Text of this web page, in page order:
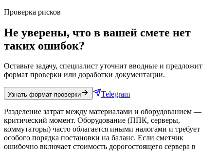
Проверка рисков
Не уверены, что в вашей смете нет
таких ошибок?
Оставьте задачу, специалист уточнит вводные и предложит
формат проверки или доработки документации.
Узнать формат проверки Telegram
Разделение затрат между материалами и оборудованием —
критический момент. Оборудование (ППК, серверы,
коммутаторы) часто облагается иными налогами и требует
особого порядка постановки на баланс. Если сметчик
ошибочно включает стоимость дорогостоящего сервера в